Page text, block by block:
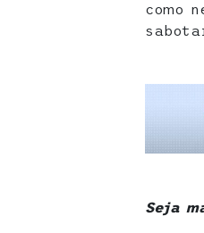
como
Seja